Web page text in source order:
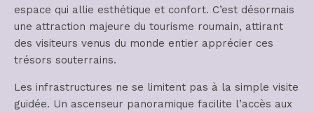
espace qui allie esthétique et confort. C’est désormais
une attraction majeure du tourisme roumain, attirant
des visiteurs venus du monde entier apprécier ces
trésors souterrains.
Les infrastructures ne se limitent pas à la simple visite
guidée. Un ascenseur panoramique facilite l’accès aux